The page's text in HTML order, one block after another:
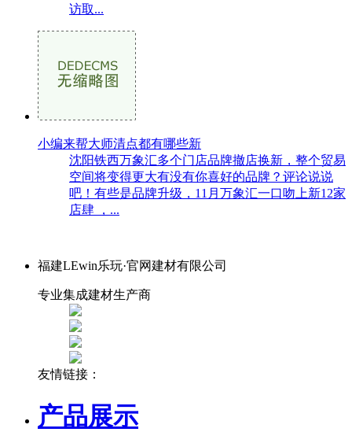
访取...
小编来帮大师清点都有哪些新
沈阳铁西万象汇多个门店品牌撤店换新，整个贸易
空间将变得更大有没有你喜好的品牌？评论说说
吧！有些是品牌升级，11月万象汇一口吻上新12家
店肆 ，...
福建LEwin乐玩·官网建材有限公司
专业集成建材生产商
友情链接：
产品展示